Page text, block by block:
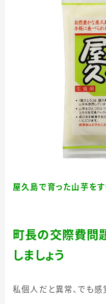
屋久島で育った山芋をす
町長の交際費問
しましょう
私個人だと異常、でも感